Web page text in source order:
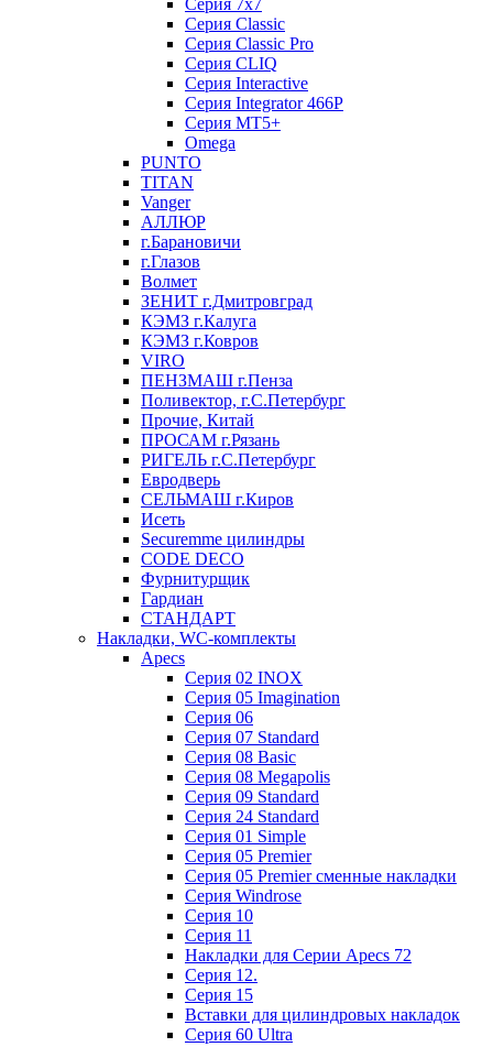
Серия 7х7
Серия Classic
Серия Classic Pro
Серия CLIQ
Серия Interactive
Серия Integrator 466P
Серия MT5+
Omega
PUNTO
TITAN
Vanger
АЛЛЮР
г.Барановичи
г.Глазов
Волмет
ЗЕНИТ г.Дмитровград
КЭМЗ г.Калуга
КЭМЗ г.Ковров
VIRO
ПЕНЗМАШ г.Пенза
Поливектор, г.С.Петербург
Прочие, Китай
ПРОСАМ г.Рязань
РИГЕЛЬ г.С.Петербург
Евродверь
СЕЛЬМАШ г.Киров
Исеть
Securemme цилиндры
CODE DECO
Фурнитурщик
Гардиан
СТАНДАРТ
Накладки, WC-комплекты
Apecs
Cерия 02 INOX
Cерия 05 Imagination
Cерия 06
Cерия 07 Standard
Cерия 08 Basic
Cерия 08 Megapolis
Cерия 09 Standard
Cерия 24 Standard
Серия 01 Simple
Серия 05 Premier
Серия 05 Premier сменные накладки
Cерия Windrose
Серия 10
Серия 11
Накладки для Серии Apecs 72
Серия 12.
Серия 15
Вставки для цилиндровых накладок
Серия 60 Ultra